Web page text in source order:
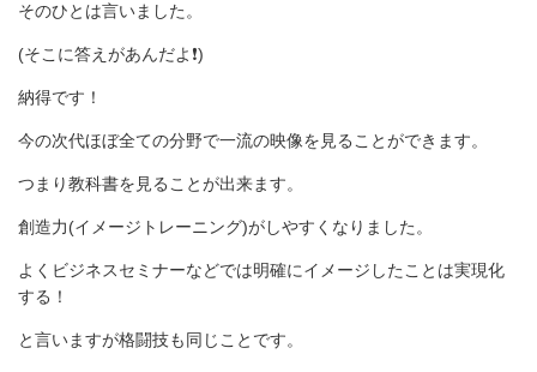
そのひとは言いました。
(そこに答えがあんだよ❗)
納得です！
今の次代ほぼ全ての分野で一流の映像を見ることができます。
つまり教科書を見ることが出来ます。
創造力(イメージトレーニング)がしやすくなりました。
よくビジネスセミナーなどでは明確にイメージしたことは実現化
する！
と言いますが格闘技も同じことです。